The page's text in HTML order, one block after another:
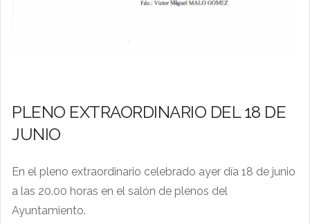
PLENO EXTRAORDINARIO DEL 18 DE
JUNIO
En el pleno extraordinario celebrado ayer día 18 de junio
a las 20.00 horas en el salón de plenos del
Ayuntamiento.